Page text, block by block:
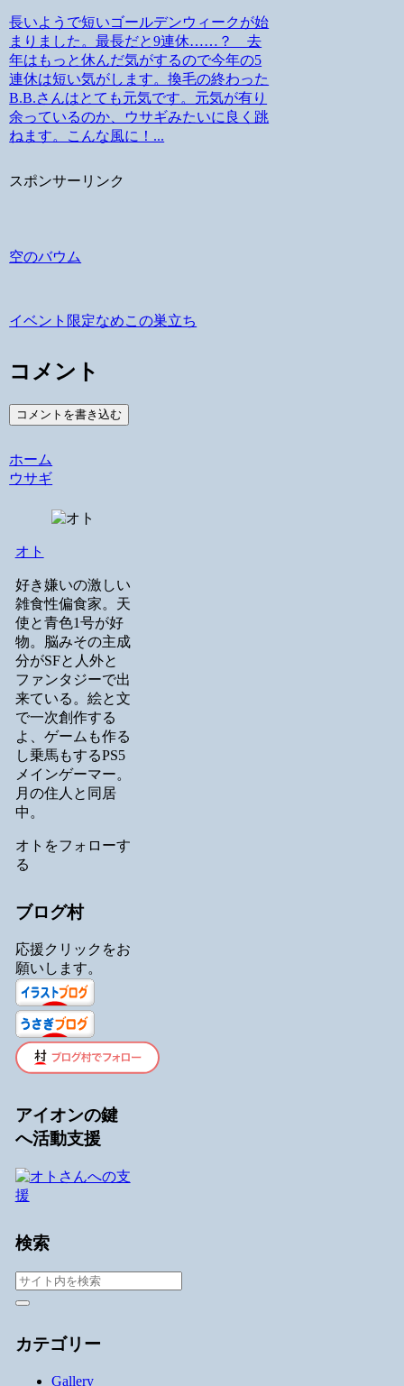
長いようで短いゴールデンウィークが始
まりました。最長だと9連休……？ 去
年はもっと休んだ気がするので今年の5
連休は短い気がします。換毛の終わった
B.B.さんはとても元気です。元気が有り
余っているのか、ウサギみたいに良く跳
ねます。こんな風に！...
スポンサーリンク
空のバウム
イベント限定なめこの巣立ち
コメント
コメントを書き込む
ホーム
ウサギ
オト
好き嫌いの激しい
雑食性偏食家。天
使と青色1号が好
物。脳みその主成
分がSFと人外と
ファンタジーで出
来ている。絵と文
で一次創作する
よ、ゲームも作る
し乗馬もするPS5
メインゲーマー。
月の住人と同居
中。
オトをフォローす
る
ブログ村
応援クリックをお
願いします。
アイオンの鍵
へ活動支援
検索
カテゴリー
Gallery